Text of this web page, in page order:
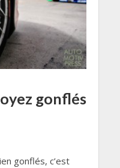
gonflés
gonflés, c’est